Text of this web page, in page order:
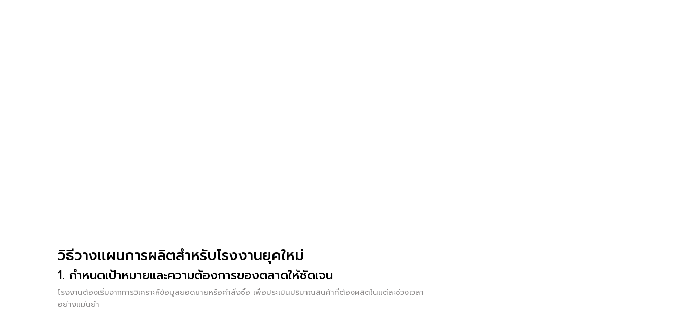
วิธีวางแผนการผลิตสำหรับโรงงานยุคใหม่
1. กำหนดเป้าหมายและความต้องการของตลาดให้ชัดเจน
โรงงานต้องเริ่มจากการวิเคราะห์ข้อมูลยอดขายหรือคำสั่งซื้อ เพื่อประเมินปริมาณสินค้าที่ต้องผลิตในแต่ละช่วงเวลา
อย่างแม่นยำ